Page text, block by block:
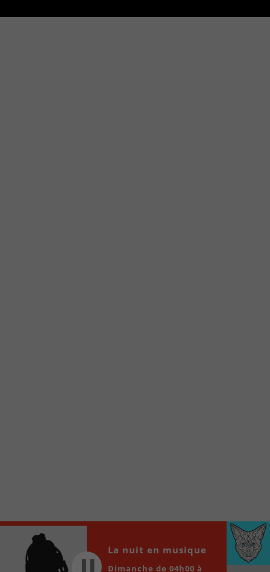
locale vous sont maintenant accessibles en un clic!
Audio
Player
00:00 00:00
La nuit en musique
Dimanche de 04h00 à